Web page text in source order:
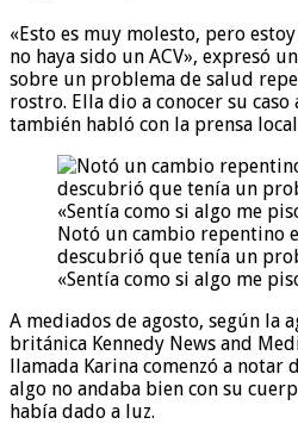
«Esto es muy molesto, pero
no haya sido un ACV», expresó
sobre un problema de salud
rostro. Ella dio a conocer su caso
también habló con la prensa
Notó un cambio repentino
descubrió que tenía un
«Sentía como si algo me
A mediados de agosto, según la
británica Kennedy News and
llamada Karina comenzó a notar
algo no andaba bien con su
había dado a luz.